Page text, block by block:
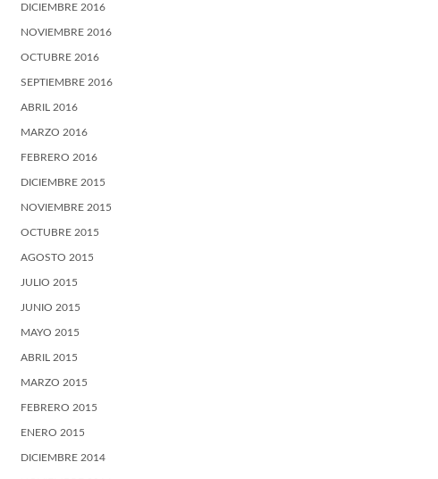
DICIEMBRE 2016
NOVIEMBRE 2016
OCTUBRE 2016
SEPTIEMBRE 2016
ABRIL 2016
MARZO 2016
FEBRERO 2016
DICIEMBRE 2015
NOVIEMBRE 2015
OCTUBRE 2015
AGOSTO 2015
JULIO 2015
JUNIO 2015
MAYO 2015
ABRIL 2015
MARZO 2015
FEBRERO 2015
ENERO 2015
DICIEMBRE 2014